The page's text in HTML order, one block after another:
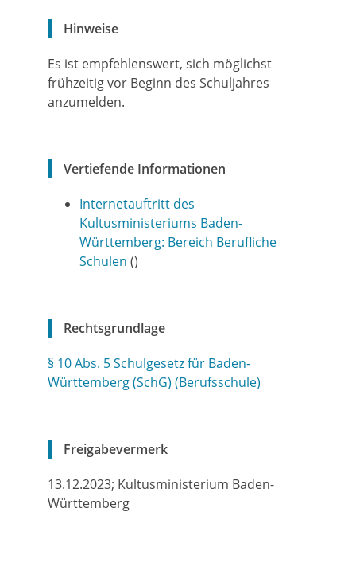
Hinweise
Es ist empfehlenswert, sich möglichst
frühzeitig vor Beginn des Schuljahres
anzumelden.
Vertiefende Informationen
Internetauftritt des
Kultusministeriums Baden-
Württemberg: Bereich Berufliche
Schulen ()
Rechtsgrundlage
§ 10 Abs. 5 Schulgesetz für Baden-
Württemberg (SchG) (Berufsschule)
Freigabevermerk
13.12.2023; Kultusministerium Baden-
Württemberg